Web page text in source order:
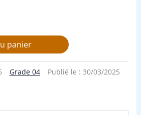
panier
Grade 04 Publié le : 30/03/2025